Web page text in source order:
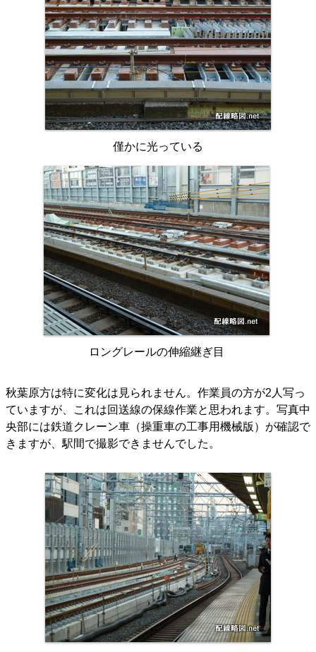
僅かに光っている
ロングレールの伸縮継ぎ目
秋葉原方は特に変化は見られません。作業員の方が2人写っ
ていますが、これは回送線の保線作業と思われます。写真中
央部には鉄道クレーン車（操重車の工事用機械版）が確認で
きますが、駅間で撮影できませんでした。